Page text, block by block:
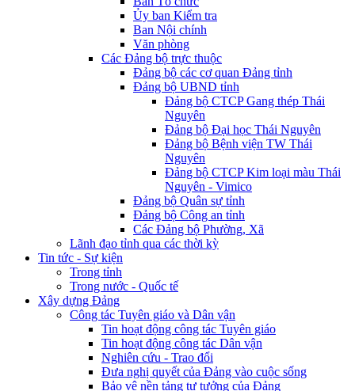
Ủy ban Kiểm tra
Ban Nội chính
Văn phòng
Các Đảng bộ trực thuộc
Đảng bộ các cơ quan Đảng tỉnh
Đảng bộ UBND tỉnh
Đảng bộ CTCP Gang thép Thái
Nguyên
Đảng bộ Đại học Thái Nguyên
Đảng bộ Bệnh viện TW Thái
Nguyên
Đảng bộ CTCP Kim loại màu Thái
Nguyên - Vimico
Đảng bộ Quân sự tỉnh
Đảng bộ Công an tỉnh
Các Đảng bộ Phường, Xã
Lãnh đạo tỉnh qua các thời kỳ
Tin tức - Sự kiện
Trong tỉnh
Trong nước - Quốc tế
Xây dựng Đảng
Công tác Tuyên giáo và Dân vận
Tin hoạt động công tác Tuyên giáo
Tin hoạt động công tác Dân vận
Nghiên cứu - Trao đổi
Đưa nghị quyết của Đảng vào cuộc sống
Bảo vệ nền tảng tư tưởng của Đảng